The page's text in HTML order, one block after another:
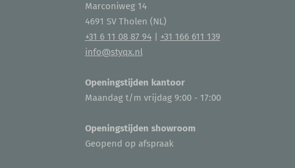
Marconiweg 14
4691 SV Tholen (NL)
+31 6 11 08 87 94| +31 166 611 139
info@styqx.nl
Openingstijden kantoor
Maandag t/m vrijdag 9:00 - 17:00
Openingstijden showroom
Geopend op afspraak